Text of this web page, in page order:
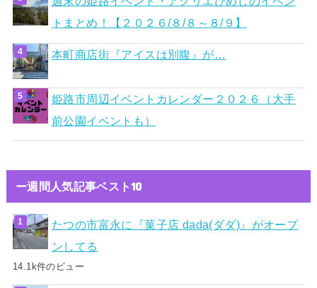
トまとめ！【２０２６/８/８～８/９】
本町商店街『アイスは別腹』が…
姫路市周辺イベントカレンダー２０２６（大手
前公園イベントも）
ー週間人気記事ベスト10
たつの市富永に『菓子店 dada(ダダ)』がオープ
ンしてる
14.1k件のビュー